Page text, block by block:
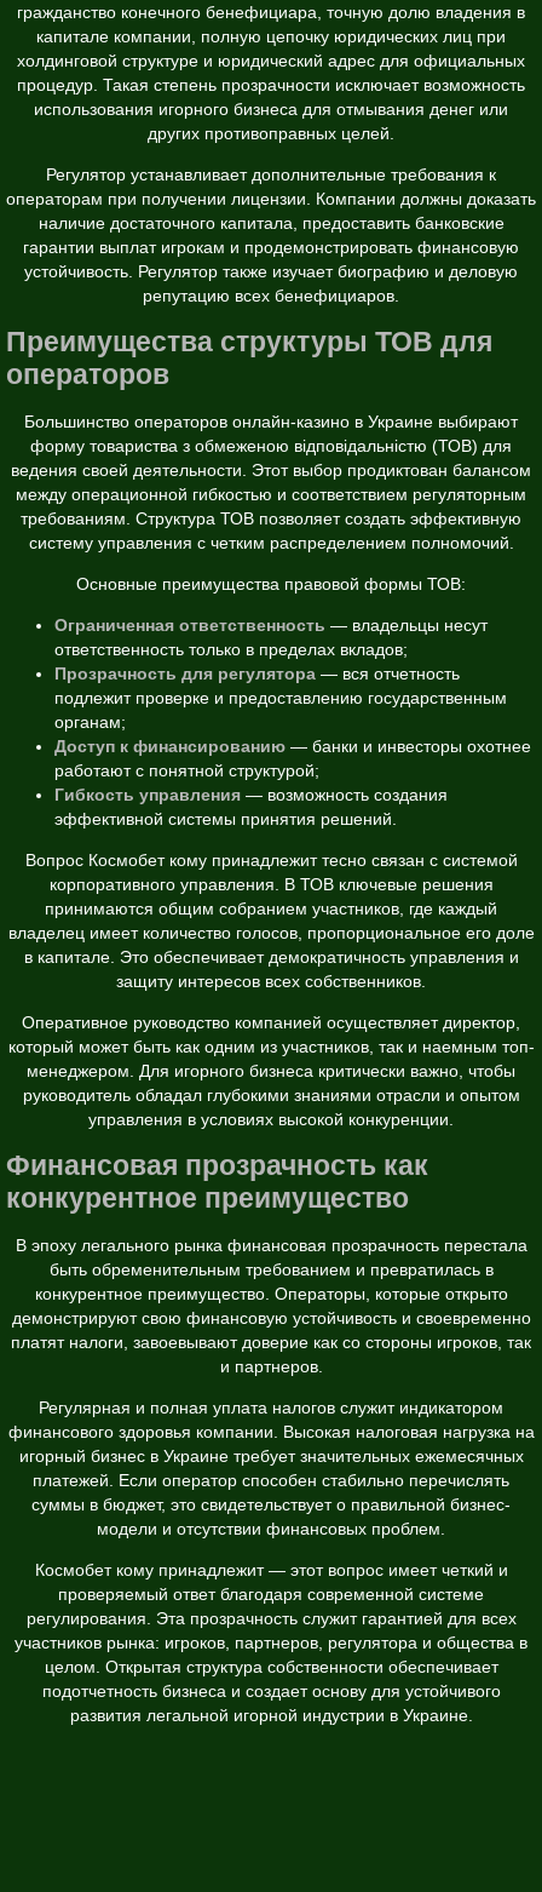
гражданство конечного бенефициара, точную долю владения в
капитале компании, полную цепочку юридических лиц при
холдинговой структуре и юридический адрес для официальных
процедур. Такая степень прозрачности исключает возможность
использования игорного бизнеса для отмывания денег или
других противоправных целей.
Регулятор устанавливает дополнительные требования к
операторам при получении лицензии. Компании должны доказать
наличие достаточного капитала, предоставить банковские
гарантии выплат игрокам и продемонстрировать финансовую
устойчивость. Регулятор также изучает биографию и деловую
репутацию всех бенефициаров.
Преимущества структуры ТОВ для
операторов
Большинство операторов онлайн-казино в Украине выбирают
форму товариства з обмеженою відповідальністю (ТОВ) для
ведения своей деятельности. Этот выбор продиктован балансом
между операционной гибкостью и соответствием регуляторным
требованиям. Структура ТОВ позволяет создать эффективную
систему управления с четким распределением полномочий.
Основные преимущества правовой формы ТОВ:
Ограниченная ответственность — владельцы несут
ответственность только в пределах вкладов;
Прозрачность для регулятора — вся отчетность
подлежит проверке и предоставлению государственным
органам;
Доступ к финансированию — банки и инвесторы охотнее
работают с понятной структурой;
Гибкость управления — возможность создания
эффективной системы принятия решений.
Вопрос Космобет кому принадлежит тесно связан с системой
корпоративного управления. В ТОВ ключевые решения
принимаются общим собранием участников, где каждый
владелец имеет количество голосов, пропорциональное его доле
в капитале. Это обеспечивает демократичность управления и
защиту интересов всех собственников.
Оперативное руководство компанией осуществляет директор,
который может быть как одним из участников, так и наемным топ-
менеджером. Для игорного бизнеса критически важно, чтобы
руководитель обладал глубокими знаниями отрасли и опытом
управления в условиях высокой конкуренции.
Финансовая прозрачность как
конкурентное преимущество
В эпоху легального рынка финансовая прозрачность перестала
быть обременительным требованием и превратилась в
конкурентное преимущество. Операторы, которые открыто
демонстрируют свою финансовую устойчивость и своевременно
платят налоги, завоевывают доверие как со стороны игроков, так
и партнеров.
Регулярная и полная уплата налогов служит индикатором
финансового здоровья компании. Высокая налоговая нагрузка на
игорный бизнес в Украине требует значительных ежемесячных
платежей. Если оператор способен стабильно перечислять
суммы в бюджет, это свидетельствует о правильной бизнес-
модели и отсутствии финансовых проблем.
Космобет кому принадлежит — этот вопрос имеет четкий и
проверяемый ответ благодаря современной системе
регулирования. Эта прозрачность служит гарантией для всех
участников рынка: игроков, партнеров, регулятора и общества в
целом. Открытая структура собственности обеспечивает
подотчетность бизнеса и создает основу для устойчивого
развития легальной игорной индустрии в Украине.